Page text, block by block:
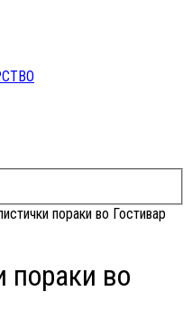
пораки во Гостивар
пораки во